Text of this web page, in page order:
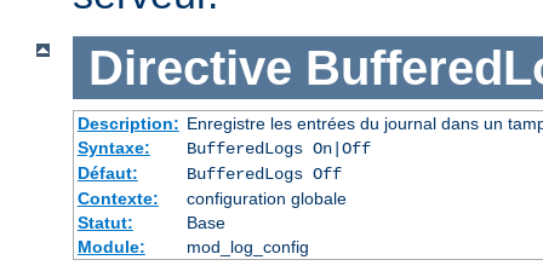
Directive
Description: Enregistre les entrées du journal dans un
Syntaxe:
BufferedLogs On|Off
Défaut:
BufferedLogs Off
Contexte:
configuration globale
Statut:
Base
Module:
mod_log_config